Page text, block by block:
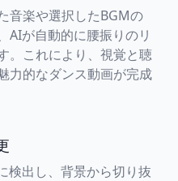
音楽や選択したBGMの
AIが自動的に腰振りのリ
。これにより、視覚と聴
力的なダンス動画が完成
検出し、背景から切り抜